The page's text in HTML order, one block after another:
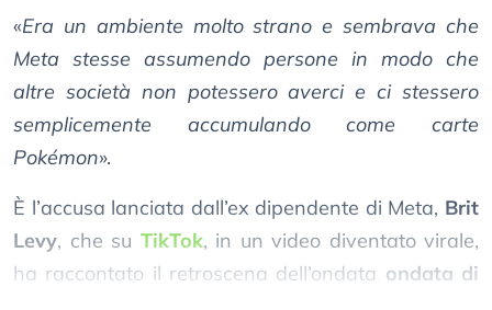
«Era un ambiente molto strano e sembrava che
Meta stesse assumendo persone in modo che
altre società non potessero averci e ci stessero
semplicemente accumulando come carte
Pokémon».
È l’accusa lanciata dall’ex dipendente di Meta, Brit
Levy, che su TikTok, in un video diventato virale,
ha raccontato il retroscena dell’ondata ondata di